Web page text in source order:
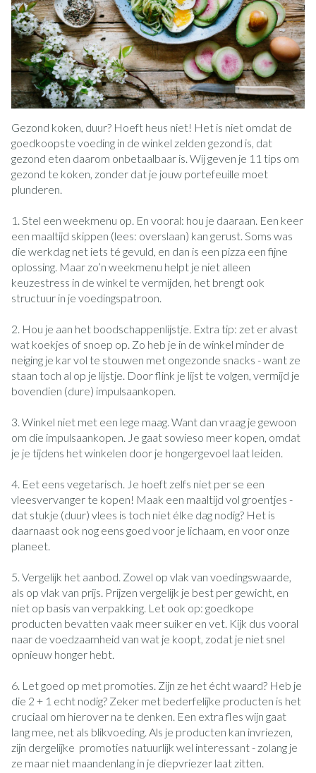
Gezond koken, duur? Hoeft heus niet! Het is niet omdat de
goedkoopste voeding in de winkel zelden gezond is, dat
gezond eten daarom onbetaalbaar is. Wij geven je 11 tips om
gezond te koken, zonder dat je jouw portefeuille moet
plunderen.
1. Stel een weekmenu op. En vooral: hou je daaraan. Een keer
een maaltijd skippen (lees: overslaan) kan gerust. Soms was
die werkdag net iets té gevuld, en dan is een pizza een fijne
oplossing. Maar zo’n weekmenu helpt je niet alleen
keuzestress in de winkel te vermijden, het brengt ook
structuur in je voedingspatroon.
2. Hou je aan het boodschappenlijstje. Extra tip: zet er alvast
wat koekjes of snoep op. Zo heb je in de winkel minder de
neiging je kar vol te stouwen met ongezonde snacks - want ze
staan toch al op je lijstje. Door flink je lijst te volgen, vermijd je
bovendien (dure) impulsaankopen.
3. Winkel niet met een lege maag. Want dan vraag je gewoon
om die impulsaankopen. Je gaat sowieso meer kopen, omdat
je je tijdens het winkelen door je hongergevoel laat leiden.
4. Eet eens vegetarisch. Je hoeft zelfs niet per se een
vleesvervanger te kopen! Maak een maaltijd vol groentjes -
dat stukje (duur) vlees is toch niet élke dag nodig? Het is
daarnaast ook nog eens goed voor je lichaam, en voor onze
planeet.
5. Vergelijk het aanbod. Zowel op vlak van voedingswaarde,
als op vlak van prijs. Prijzen vergelijk je best per gewicht, en
niet op basis van verpakking. Let ook op: goedkope
producten bevatten vaak meer suiker en vet. Kijk dus vooral
naar de voedzaamheid van wat je koopt, zodat je niet snel
opnieuw honger hebt.
6. Let goed op met promoties. Zijn ze het écht waard? Heb je
die 2 + 1 echt nodig? Zeker met bederfelijke producten is het
cruciaal om hierover na te denken. Een extra fles wijn gaat
lang mee, net als blikvoeding. Als je producten kan invriezen,
zijn dergelijke promoties natuurlijk wel interessant - zolang je
ze maar niet maandenlang in je diepvriezer laat zitten.